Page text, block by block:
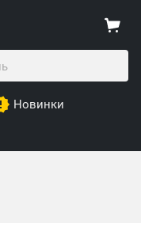
Новинки